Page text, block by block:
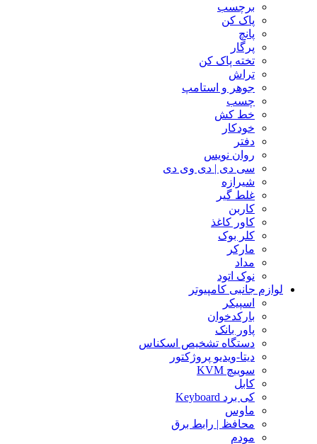
برچسب
پاک کن
پانچ
پرگار
تخته پاک کن
تراش
جوهر و استامپ
چسب
خط کش
خودکار
دفتر
روان نویس
سی دی | دی وی دی
شیرازه
غلط گیر
کاربن
کاور کاغذ
کلر بوک
مارکر
مداد
نوک اتود
لوازم جانبی کامپیوتر
اسپیکر
بارکدخوان
پاور بانک
دستگاه تشخیص اسکناس
دیتا-ویدیو پروژکتور
سوییچ KVM
کابل
کی برد Keyboard
ماوس
محافظ | رابط برق
مودم